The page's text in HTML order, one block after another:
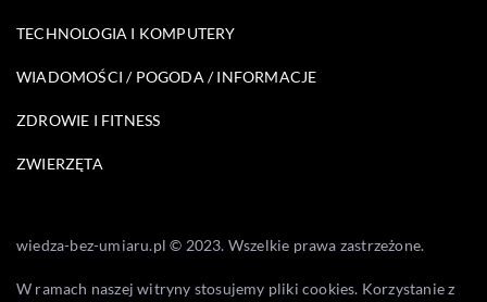
TECHNOLOGIA I KOMPUTERY
WIADOMOŚCI / POGODA / INFORMACJE
ZDROWIE I FITNESS
ZWIERZĘTA
wiedza-bez-umiaru.pl © 2023. Wszelkie prawa zastrzeżone.
W ramach naszej witryny stosujemy pliki cookies. Korzystanie z